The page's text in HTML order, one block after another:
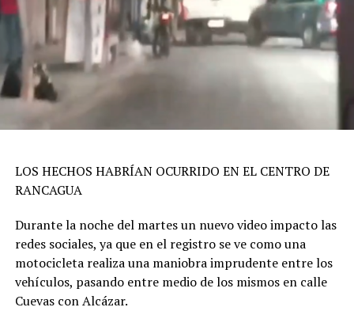
LOS HECHOS HABRÍAN OCURRIDO EN EL CENTRO DE
RANCAGUA
Durante la noche del martes un nuevo video impacto las
redes sociales, ya que en el registro se ve como una
motocicleta realiza una maniobra imprudente entre los
vehículos, pasando entre medio de los mismos en calle
Cuevas con Alcázar.